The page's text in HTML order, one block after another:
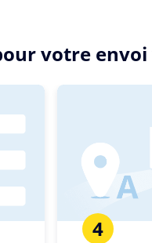
votre envoi
4